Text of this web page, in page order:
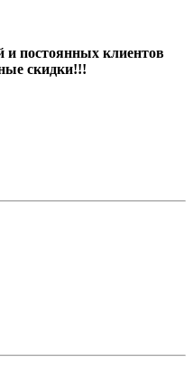
и постоянных клиентов
скидки!!!